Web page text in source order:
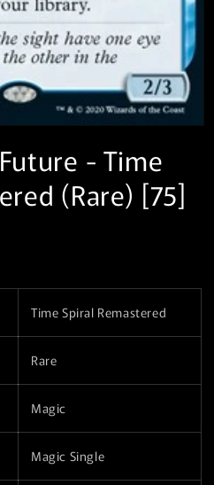
- Time
(Rare)⁣ [75]
Time Spiral Remastered
Rare
Magic
Magic Single